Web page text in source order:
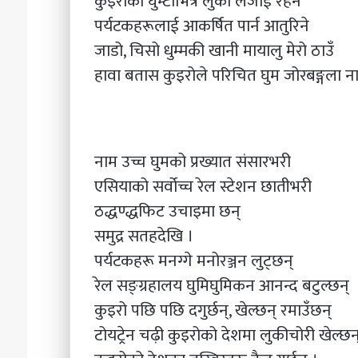
पर्यटकहरूलाई आकर्षित पार्न आतुरिने
जाडो, चिसो धुम्मकी खानी मायालु मेरो ठाउँ
हावा बतास कुइरोले परिचित घुम जोरबङ्गला
नाम उच्च घुमको प्रख्यात संसारभरी
एसियाको सर्वोच्च रेल स्टेशन छातीभरी
ठद्धण्द्धफिट उचाइमा छन्
समुद्र सतहदेखि ।
पर्यटकहरू मनग्गे मनोरञ्जन लुट्छन्
रेल सङ्ग्रहालय घुमिघुमिकन आनन्द बटुल्छन्
कुइरो पछि पछि दगुर्छन्, खेल्छन् रमाउँछन्
टोयट्रेन चढ़ी कुइरोको देशमा लुकीचोरी